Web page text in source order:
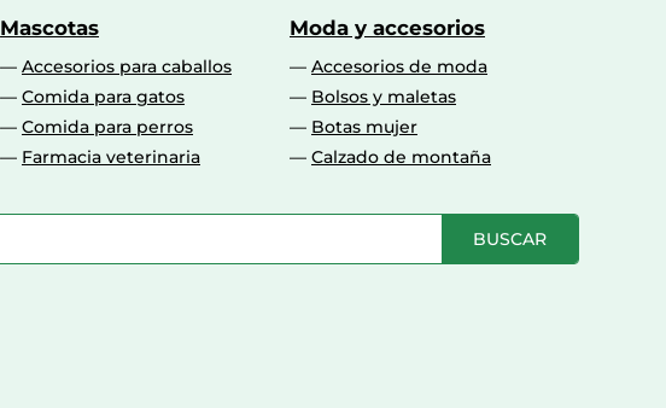
Mascotas
Accesorios para caballos
Comida para gatos
Comida para perros
Farmacia veterinaria
Moda y accesorios
Accesorios de moda
Bolsos y maletas
Botas mujer
Calzado de montaña
BUSCAR